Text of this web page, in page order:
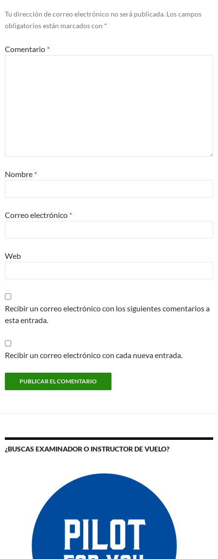
Tu dirección de correo electrónico no será publicada. Los campos
obligatorios están marcados con *
Comentario *
Nombre *
Correo electrónico *
Web
Recibir un correo electrónico con los siguientes comentarios a
esta entrada.
Recibir un correo electrónico con cada nueva entrada.
¿BUSCAS EXAMINADOR O INSTRUCTOR DE VUELO?